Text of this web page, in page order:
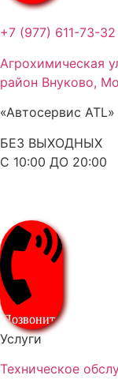
+7 (977) 611-73-32
Агрохимическая
район Внуково,
«Автосервис
БЕЗ ВЫХОДНЫХ
С 10:00 ДО 20:00
Позвонить
Услуги
Техническое